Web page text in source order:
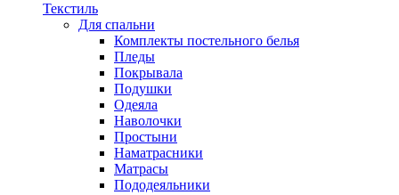
Текстиль
Для спальни
Комплекты постельного белья
Пледы
Покрывала
Подушки
Одеяла
Наволочки
Простыни
Наматрасники
Матрасы
Пододеяльники